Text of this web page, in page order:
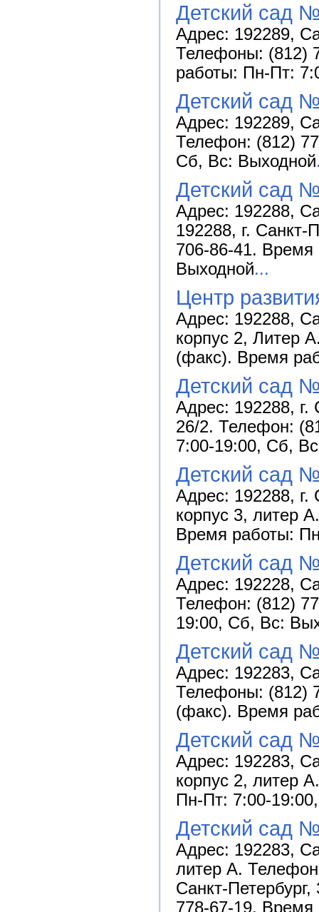
Детский сад
Адрес: 192289,
Телефоны: (812)
работы: Пн-Пт:
Детский сад
Адрес: 192289,
Телефон: (812)
Сб, Вс: Выходной
Детский сад
Адрес: 192288,
192288, г.
706-86-41.
Выходной...
Центр
Адрес: 192288,
корпус 2, Литер
(факс). Время
Детский сад
Адрес: 192288, г.
26/2. Телефон:
7:00-19:00, Сб,
Детский сад
Адрес: 192288, г.
корпус 3, литер
Время работы:
Детский сад
Адрес: 192228,
Телефон: (812)
19:00, Сб, Вс:
Детский сад
Адрес: 192283,
Телефоны: (812)
(факс). Время
Детский сад
Адрес: 192283,
корпус 2, литер
Пн-Пт: 7:00-
Детский сад
Адрес: 192283,
литер А.
Санкт-
778-67-19.